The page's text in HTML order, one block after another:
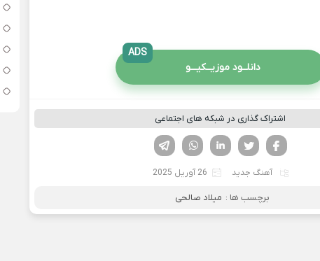
دانلــود موزیــکیـــو
ADS
اشتراک گذاری در شبکه های اجتماعی
لینکدین تویتر
فیسوک
آهنگ جدید 26 آوریل 2025
برچسب ها : میلاد صالحی